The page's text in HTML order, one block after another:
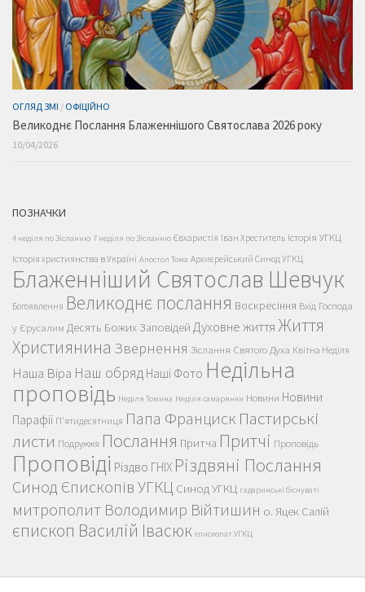
ОГЛЯД ЗМІ / ОФІЦІЙНО
Великоднє Послання Блаженнішого Святослава 2026 року
10/04/2026
ПОЗНАЧКИ
4 неділя по Зісланню 7 неділя по Зісланню Євхаристія Іван Хреститель Історія УГКЦ
Історія християнства в Україні Апостол Тома Архиєрейський Синод УГКЦ
Блаженніший Святослав Шевчук
Богоявлення Великоднє послання Воскресіння Вхід Господа
у Єрусалим Десять Божих Заповідей Духовне життяЖиття
Християнина Звернення Зіслання Святого Духа Квітна Неділя
Наша Віра Наш обряд Наші Фото Недільна
проповідь Неділя Томина Неділя самарянки Новини Новини
Парафії П'ятидесятниця Папа Франциск Пастирські
листи Подружжя Послання Притча Притчі Проповідь
Проповіді Різдво ГНІХ Різдвяні Послання
Синод Єпископів УГКЦ Синод УГКЦ гадаринські біснуваті
митрополит Володимир Війтишин о. Яцек Салій
єпископ Василій Івасюк єпископат УГКЦ